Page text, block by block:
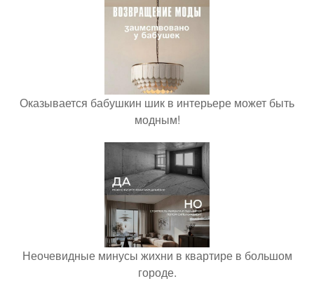
Оказывается бабушкин шик в интерьере может быть
модным!
Неочевидные минусы жихни в квартире в большом
городе.